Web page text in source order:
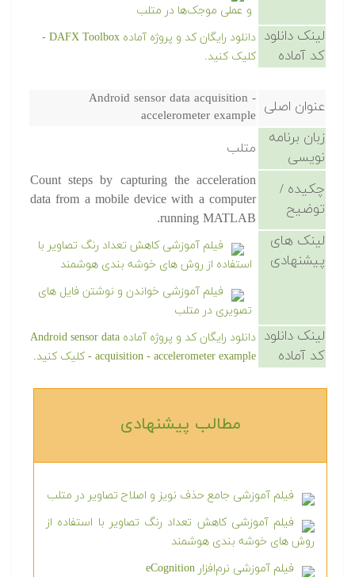
و عملی موجک‌ها در متلب
لینک دانلود
کد آماده
دانلود رایگان کد و پروژه آماده DAFX Toolbox -
کلیک کنید.
عنوان اصلی Android sensor data acquisition -
accelerometer example
زبان برنامه
نویسی
متلب
چکیده /
توضیح
Count steps by capturing the acceleration
data from a mobile device with a computer
running MATLAB.
لینک های
پیشنهادی
فیلم آموزشی کاهش تعداد رنگ تصاویر با
استفاده از روش های خوشه بندی هوشمند
فیلم آموزشی خواندن و نوشتن فایل های
تصویری در متلب
لینک دانلود
کد آماده
دانلود رایگان کد و پروژه آماده Android sensor data
acquisition - accelerometer example - کلیک کنید.
مطالب پیشنهادی‎
فیلم آموزشی جامع حذف نویز و اصلاح تصاویر در متلب
فیلم آموزشی کاهش تعداد رنگ تصاویر با استفاده از
روش های خوشه بندی هوشمند
فیلم آموزشی نرم‌افزار eCognition